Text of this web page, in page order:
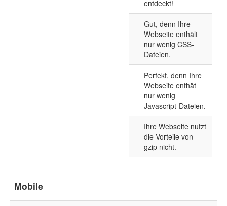
entdeckt!
Gut, denn Ihre
Webseite enthält
nur wenig CSS-
Dateien.
Perfekt, denn Ihre
Webseite enthät
nur wenig
Javascript-Dateien.
Ihre Webseite nutzt
die Vorteile von
gzip nicht.
Mobile